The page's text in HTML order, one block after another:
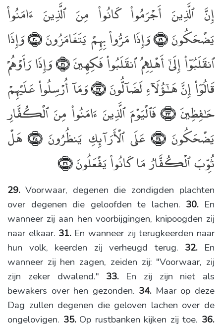
29. Voorwaar, degenen die zondigden plachten
over degenen die geloofden te lachen. 30. En
wanneer zij aan hen voorbijgingen, knipoogden zij
naar elkaar. 31. En wanneer zij terugkeerden naar
hun volk, keerden zij verheugd terug. 32. En
wanneer zij hen zagen, zeiden zij: "Voorwaar, zij
zijn zeker dwalend." 33.
En zij zijn niet als
bewakers over hen gezonden. 34. Maar op deze
Dag zullen degenen die geloven lachen over de
ongelovigen. 35. Op rustbanken kijken zij toe. 36.
إِنَّ ٱلَّذِينَ أَجْرَمُوا۟ كَانُوا۟ مِنَ ٱلَّذِينَ ءَامَنُوا۟
يَضْحَكُونَ﴿٢٩﴾ وَإِذَا مَرُّوا۟ بِهِمْ يَتَغَامَزُونَ﴿٣٠﴾
وَإِذَا
ٱنقَلَبُوٓا۟ إِلَىٰٓ أَهْلِهِمُ ٱنقَلَبُوا۟ فَكِهِينَ﴿٣١﴾
وَإِذَا رَأَوْهُمْ
قَالُوٓا۟ إِنَّ هَـٰٓؤُلَآءِ لَضَآلُّونَ﴿٣٢﴾
وَمَآ أُرْسِلُوا۟ عَلَيْهِمْ
حَـٰفِظِينَ﴿٣٣﴾
فَٱلْيَوْمَ ٱلَّذِينَ ءَامَنُوا۟ مِنَ ٱلْكُفَّارِ
يَضْحَكُونَ﴿٣٤﴾ عَلَى ٱلْأَرَآئِكِ يَنظُرُونَ﴿٣٥﴾
هَلْ
ثُوِّبَ ٱلْكُفَّارُ مَا كَانُوا۟ يَفْعَلُونَ﴿٣٦﴾